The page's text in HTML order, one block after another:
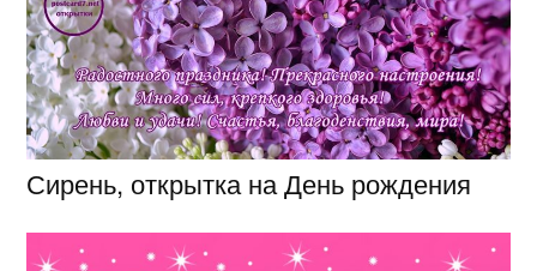
Сирень, открытка на День рождения